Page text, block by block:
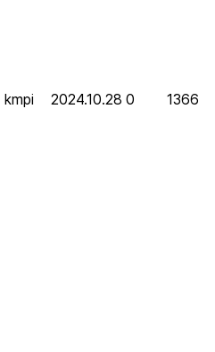
kmpi 2024.10.28 0 1366